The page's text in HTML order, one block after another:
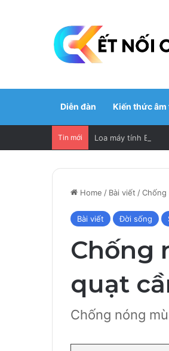
Diễn đàn Kiến thức âm
Tin mới Loa máy tính
Home / Bài viết /Chống
Bài viết Đời sống
Chống
quạt
Chống nóng